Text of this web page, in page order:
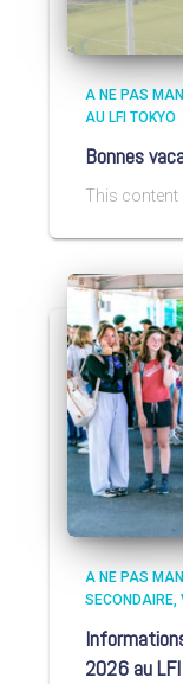
A NE PAS
AU LFI TOKYO
Bonnes
This
A NE PAS
SECONDAIRE
2026 au